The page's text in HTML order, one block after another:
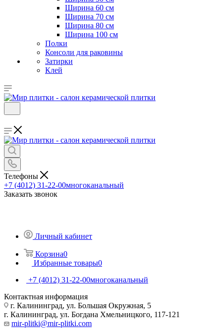
Ширина 60 см
Ширина 70 см
Ширина 80 см
Ширина 100 см
Полки
Консоли для раковины
Затирки
Клей
Телефоны
+7 (4012) 31-22-00многоканальный
Заказать звонок
Личный кабинет
Корзина0
Избранные товары0
+7 (4012) 31-22-00многоканальный
Контактная информация
г. Калининград, ул. Большая Окружная, 5
г. Калининград, ул. Богдана Хмельницкого, 117-121
mir-plitki@mir-plitki.com